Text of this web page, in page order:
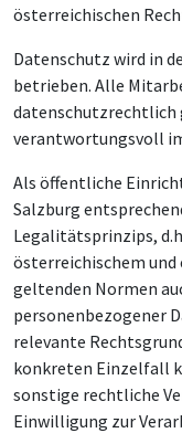
österreichischen
Datenschutz wird in
betrieben. Alle
datenschutzrechtlich
verantwortungsvoll
Als öffentliche
Salzburg
Legalitätsprinzips,
österreichischem und
geltenden Normen
personenbezogener
relevante
konkreten Einzelfall
sonstige rechtliche
Einwilligung zur